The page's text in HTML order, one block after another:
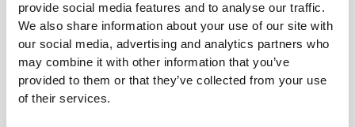
provide social media features and to analyse our traffic.
We also share information about your use of our site with
our social media, advertising and analytics partners who
may combine it with other information that you’ve
provided to them or that they’ve collected from your use
of their services.
ΠΕΡΙΣΣΌΤΕΡΟ ΑΠΌΌ,ΤΙ
ΦΑΊΝΕΤΑΙ
Χρησιμοποιούμε ένα ύφασμα που στεγνώνει
γρήγορα και έχει ελαστικότητα δύο κατευθύνσεων
στα ρούχα μας, γιατί δεν είναι μόνο φτιαγμένα για να